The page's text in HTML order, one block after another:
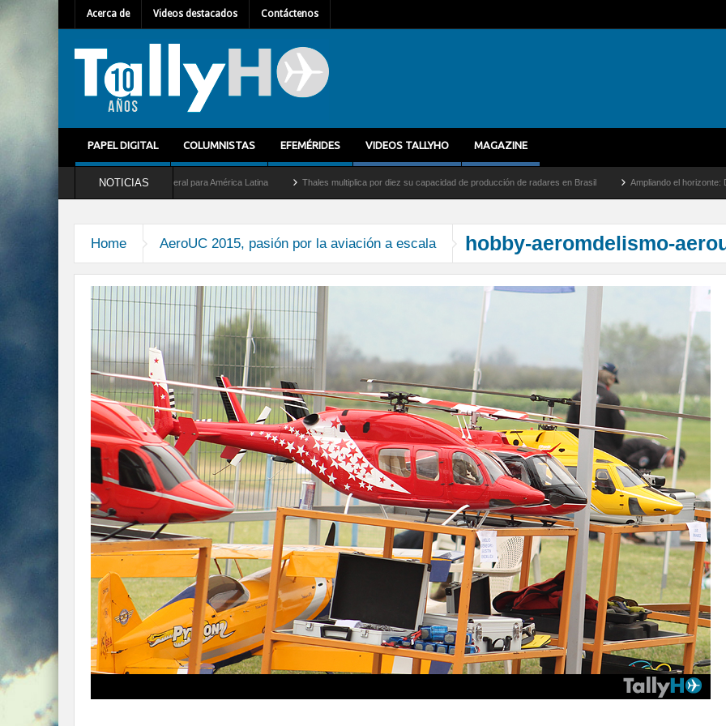
Acerca de Videos destacados Contáctenos
PAPEL DIGITAL COLUMNISTAS EFEMÉRIDES VIDEOS TALLYHO MAGAZINE
NOTICIAS
Mallet como nuevo Director General para América Latina Thales multiplica por diez su capacidad de producción de radares en Brasil Ampliando el horizonte: Dentro
Home AeroUC 2015, pasión por la aviación a escala hobby-aeromdelismo-